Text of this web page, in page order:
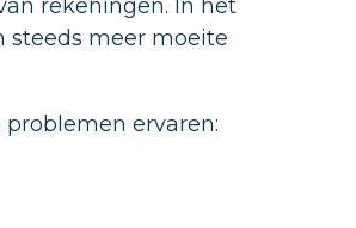
rekeningen. In het
steeds meer moeite
ervaren: